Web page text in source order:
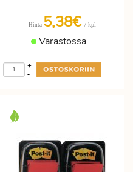
Hinta 5,38€ / kpl
Varastossa
-
+